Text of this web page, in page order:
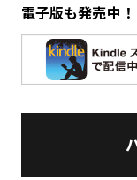
電子版も発売中！